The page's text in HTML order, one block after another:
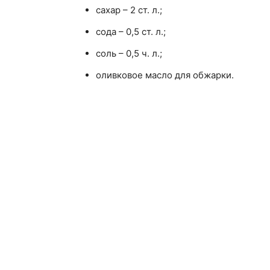
сахар – 2 ст. л.;
сода – 0,5 ст. л.;
соль – 0,5 ч. л.;
оливковое масло для обжарки.